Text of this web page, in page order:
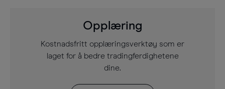
Opplæring
Kostnadsfritt opplæringsverktøy som er
laget for å bedre tradingferdighetene
dine.